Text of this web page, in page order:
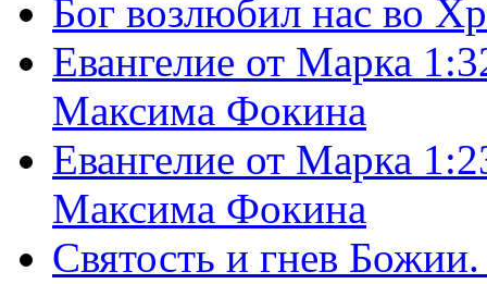
Бог возлюбил нас во
Евангелие от Марка
Максима Фокина
Евангелие от Марка
Максима Фокина
Святость и гнев